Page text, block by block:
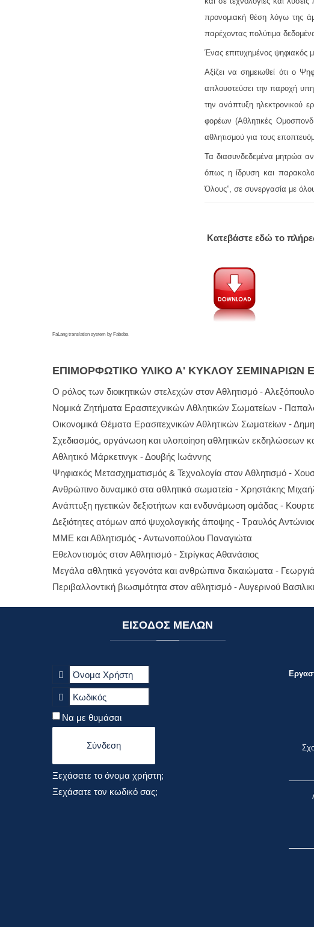
προνομιακή θέση λόγω της
παρέχοντας πολύτιμα
Ένας επιτυχημένος ψηφιακός
Αξίζει να σημειωθεί ότι ο
απλουστεύσει την παροχή
την ανάπτυξη ηλεκτρονικού
φορέων (Αθλητικές
αθλητισμού για τους
Τα διασυνδεδεμένα μητρώα
όπως η ίδρυση και
Όλους”, σε συνεργασία με
Κατεβάστε εδώ το
FaLang translation system by Faboba
ΕΠΙΜΟΡΦΩΤΙΚΌ ΥΛΙΚΌ Α' ΚΎΚΛΟΥ
Ο ρόλος των διοικητικών στελεχών στον Αθλητισμό -
Νομικά Ζητήματα Ερασιτεχνικών Αθλητικών Σωματείων -
Οικονομικά Θέματα Ερασιτεχνικών Αθλητικών Σωματείων -
Σχεδιασμός, οργάνωση και υλοποίηση αθλητικών εκδηλώσεων
Αθλητικό Μάρκετινγκ - Δουβής Ιωάννης
Ψηφιακός Μετασχηματισμός & Τεχνολογία στον Αθλητισμό -
Ανθρώπινο δυναμικό στα αθλητικά σωματεία - Χρηστάκης
Ανάπτυξη ηγετικών δεξιοτήτων και ενδυνάμωση ομάδας -
Δεξιότητες ατόμων από ψυχολογικής άποψης - Τραυλός
ΜΜΕ και Αθλητισμός - Αντωνοπούλου Παναγιώτα
Εθελοντισμός στον Αθλητισμό - Στρίγκας Αθανάσιος
Μεγάλα αθλητικά γεγονότα και ανθρώπινα δικαιώματα -
Περιβαλλοντική βιωσιμότητα στον αθλητισμό - Αυγερινού
ΕΙΣΟΔΟΣ ΜΕΛΩΝ
Να με θυμάσαι
Σύνδεση
Ξεχάσατε το όνομα χρήστη;
Ξεχάσατε τον κωδικό σας;